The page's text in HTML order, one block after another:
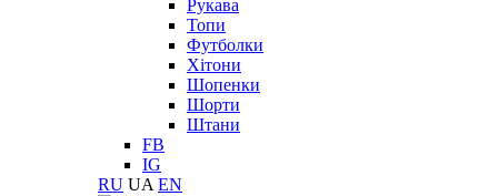
Рукава
Топи
Футболки
Хітони
Шопенки
Шорти
Штани
FB
IG
RU UA EN